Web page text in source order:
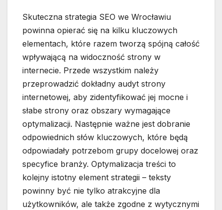
Skuteczna strategia SEO we Wrocławiu
powinna opierać się na kilku kluczowych
elementach, które razem tworzą spójną całość
wpływającą na widoczność strony w
internecie. Przede wszystkim należy
przeprowadzić dokładny audyt strony
internetowej, aby zidentyfikować jej mocne i
słabe strony oraz obszary wymagające
optymalizacji. Następnie ważne jest dobranie
odpowiednich słów kluczowych, które będą
odpowiadały potrzebom grupy docelowej oraz
specyfice branży. Optymalizacja treści to
kolejny istotny element strategii – teksty
powinny być nie tylko atrakcyjne dla
użytkowników, ale także zgodne z wytycznymi